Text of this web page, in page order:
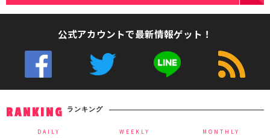
公式アカウントで最新情報ゲット！
RANKING ランキング
DAILY WEEKLY MONTHLY